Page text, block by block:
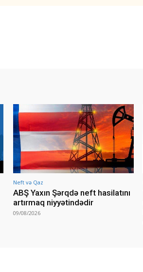
Neft və Qaz
ABŞ Yaxın Şərqdə neft hasilatını
artırmaq niyyətindədir
09/08/2026